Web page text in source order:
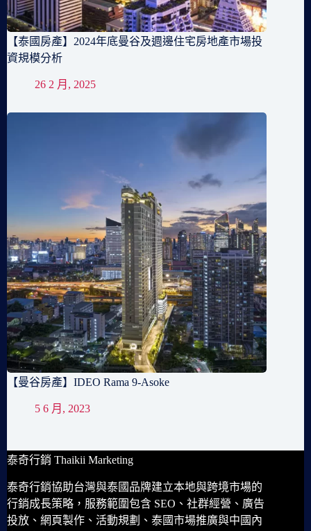
【泰國房產】2024年底曼谷及週邊住宅房地產市場投
資規模分析
26 2 月, 2025
【曼谷房產】IDEO Rama 9-Asoke
5 6 月, 2023
泰奇行銷 Thaikii Marketing
泰奇行銷協助台灣與泰國品牌建立本地與跨境市場的
行銷成長策略，服務範圍包含 SEO、社群經營、廣告
投放、網頁製作、活動規劃、泰國市場推廣與中國內